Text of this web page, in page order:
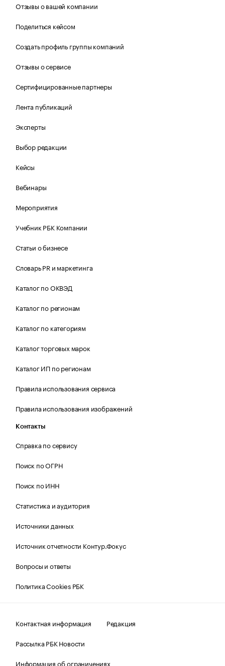
Отзывы о вашей компании
Поделиться кейсом
Создать профиль группы компаний
Отзывы о сервисе
Сертифицированные партнеры
Лента публикаций
Эксперты
Выбор редакции
Кейсы
Вебинары
Мероприятия
Учебник РБК Компании
Статьи о бизнесе
Словарь PR и маркетинга
Каталог по ОКВЭД
Каталог по регионам
Каталог по категориям
Каталог торговых марок
Каталог ИП по регионам
Правила использования сервиса
Правила использования изображений
Контакты
Справка по сервису
Поиск по ОГРН
Поиск по ИНН
Статистика и аудитория
Источники данных
Источник отчетности Контур.Фокус
Вопросы и ответы
Политика Cookies РБК
Контактная информация
Редакция
Рассылка РБК Новости
Информация об ограничениях